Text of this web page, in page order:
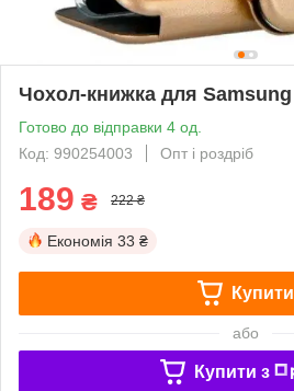
Чохол-книжка для Samsung
Готово до відправки 4 од.
Код: 990254003
Опт і роздріб
189 ₴ 222 ₴
Економія 33 ₴
Купити
або
Купити з